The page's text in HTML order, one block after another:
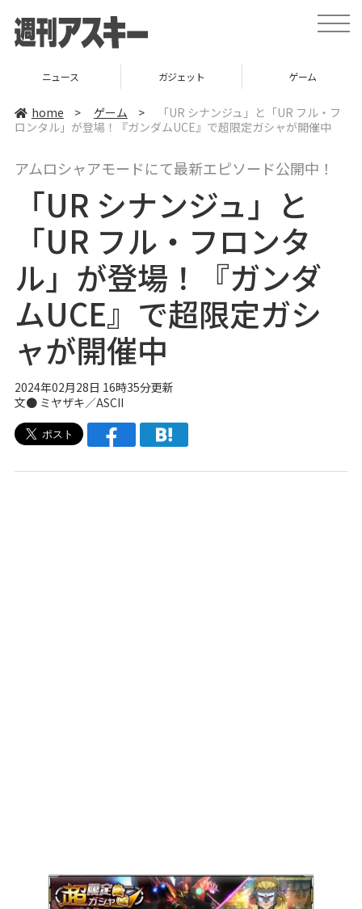
t
o
v
ニュース ガジェット ゲーム
home > ゲーム >
「UR シナンジュ」と「UR フル・フ
ロンタル」が登場！『ガンダムUCE』で超限定ガシャが開催中
アムロシャアモードにて最新エピソード公開中！
「UR シナンジュ」と
「UR フル・フロンタ
ル」が登場！『ガンダ
ムUCE』で超限定ガシ
ャが開催中
2024年02月28日 16時35分更新
文● ミヤザキ／ASCII